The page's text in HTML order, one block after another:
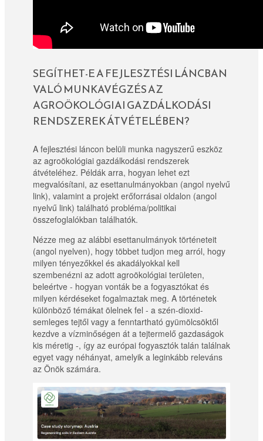
SEGÍTHET-E A FEJLESZTÉSI LÁNCBAN
VALÓ MUNKAVÉGZÉS AZ
AGROÖKOLÓGIAI GAZDÁLKODÁSI
RENDSZEREK ÁTVÉTELÉBEN?
A fejlesztési láncon belüli munka nagyszerű eszköz
az agroökológiai gazdálkodási rendszerek
átvételéhez. Példák arra, hogyan lehet ezt
megvalósítani, az esettanulmányokban (angol nyelvű
link), valamint a projekt erőforrásai oldalon (angol
nyelvű link) található probléma/politikai
összefoglalókban találhatók.
Nézze meg az alábbi esettanulmányok történeteit
(angol nyelven), hogy többet tudjon meg arról, hogy
milyen tényezőkkel és akadályokkal kell
szembenézni az adott agroökológiai területen,
beleértve - hogyan vonták be a fogyasztókat és
milyen kérdéseket fogalmaztak meg. A történetek
különböző témákat ölelnek fel - a szén-dioxid-
semleges tejtől vagy a fenntartható gyümölcsöktől
kezdve a vízminőségen át a tejtermelő gazdaságok
kis méretig -, így az európai fogyasztók talán találnak
egyet vagy néhányat, amelyik a leginkább releváns
az Önök számára.